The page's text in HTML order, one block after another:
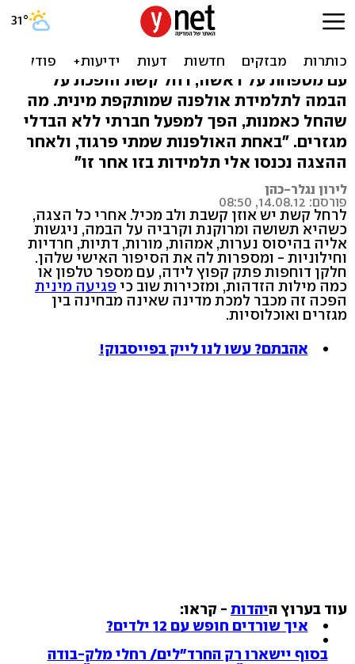
משחק החיים: גם צנועות
נפגעות מינית
עם מטפחת על ראשה, רחל קשת הופכת על
הבמה לתלמידת אולפנה שמותקפת מינית. מה
שהחל כאמנות, הפך למפעל חברתי ללא הבדלי
מגזרים. "באחת האולפנות שמתי פרגוד, ולאחר
ההצגה נכנסו אלי תלמידות בזו אחר זו"
לירון נגלר-כהן
פורסם: 14.08.12, 08:50
לרחל קשת יש אוזן קשבת ולב מכיל. אחרי כל הצגה,
כשהיא תשושה ומרוקנת וקרביה על הבמה, ניגשות
אליה בהיסוס נערות, אמהות, מורות, דתיות, חרדיות
וחילוניות - ומספרות לה את הסיפור האישי שלהן.
חלקן דוחפות פתק קפוץ לידה, עם מספר טלפון או
כמה מילות הזדהות, ומזכירות שוב כי פגיעה מינית
הפכה זה מכבר למכת מדינה שאינה מבחינה בין
מגזרים ואוכלוסיות.
אהבתם? עשו לנו לייק בפייסבוק!
עוד בערוץ היהדות - קראו:
איך שורדים חופש עם 12 ילדים?
בסוף יישארו רק החרד"לים/ רחלי מלק-בודה